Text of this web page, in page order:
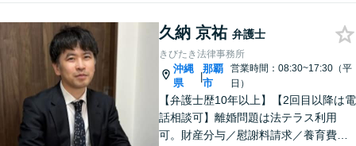
久納 京祐 弁護士
きびたき法律事務所
沖縄
県
|
那覇
市
営業時間：08:30~17:30（平
日）
【弁護士歴10年以上】【2回目以降は電
話相談可】離婚問題は法テラス利用
可。財産分与／慰謝料請求／養育費な